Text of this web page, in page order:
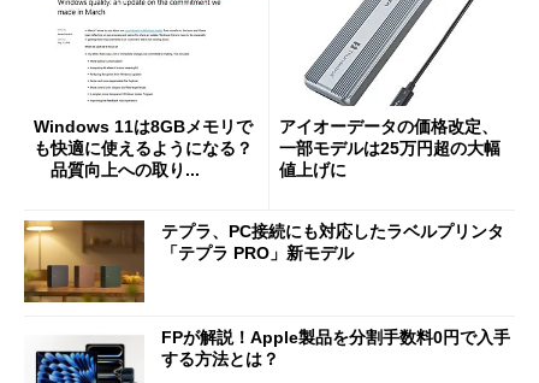
Windows 11は8GBメモリで
も快適に使えるようになる？
品質向上への取り...
アイオーデータの価格改定、
一部モデルは25万円超の大幅
値上げに
テプラ、PC接続にも対応したラベルプリンタ
「テプラ PRO」新モデル
FPが解説！Apple製品を分割手数料0円で入手
する方法とは？